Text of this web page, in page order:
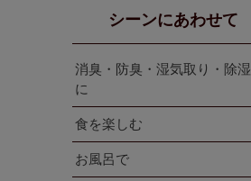
シーンにあわせて
消臭・防臭・湿気取り・除湿
に
食を楽しむ
お風呂で